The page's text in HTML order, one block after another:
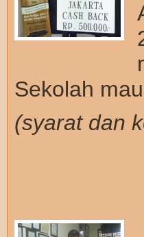
Sekolah
(syarat dan